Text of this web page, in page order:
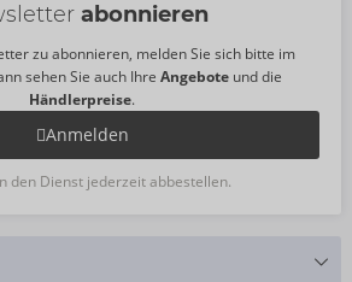
abonnieren
zu abonnieren, melden Sie sich bitte im
sehen Sie auch Ihre Angebote und die
Händlerpreise.
Anmelden
den Dienst jederzeit abbestellen.